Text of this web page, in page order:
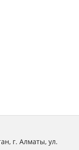
г. Алматы, ул.